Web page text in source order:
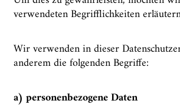
verwendeten Begrifflichkeiten
Wir verwenden in dieser
anderem die folgenden Begriffe:
a) personenbezogene Daten